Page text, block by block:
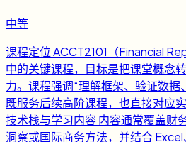
中等
课程定位 ACCT2101（Financial
中的关键课程，目标是把课堂概念
力。课程强调“理解框架、验证数据
既服务后续高阶课程，也直接对应
技术栈与学习内容 内容通常覆盖财
洞察或国际商务方法，并结合